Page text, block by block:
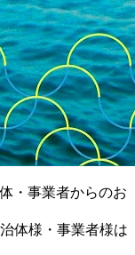
・事業者からのお
体様・事業者様は